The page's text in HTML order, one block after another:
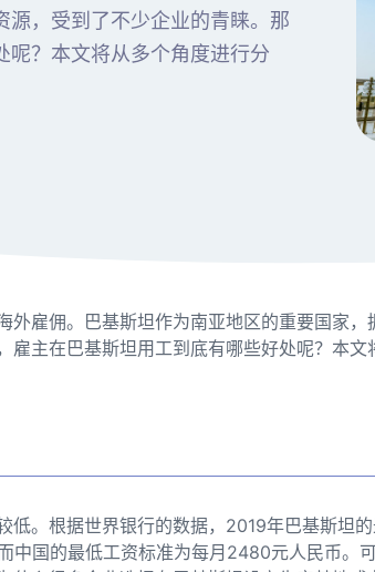
源，受到了不少企业的青睐。那
呢？本文将从多个角度进行分
外雇佣。巴基斯坦作为南亚地区的重要国家，
雇主在巴基斯坦用工到底有哪些好处呢？本文
低。根据世界银行的数据，2019年巴基斯坦
国的最低工资标准为每月2480元人民币。可